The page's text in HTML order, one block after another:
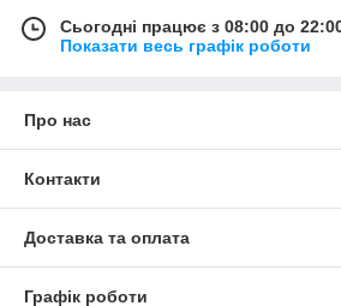
Сьогодні працює з 08:00 до
Показати весь графік роботи
Про нас
Контакти
Доставка та оплата
Графік роботи